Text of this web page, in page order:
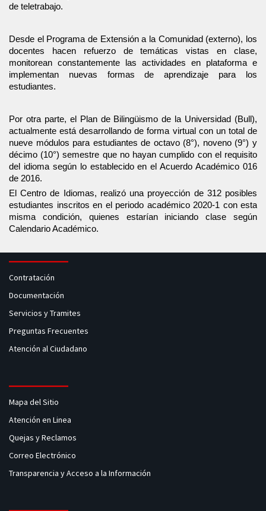
de teletrabajo.
Desde el Programa de Extensión a la Comunidad (externo), los
docentes hacen refuerzo de temáticas vistas en clase,
monitorean constantemente las actividades en plataforma e
implementan nuevas formas de aprendizaje para los
estudiantes.
Por otra parte, el Plan de Bilingüismo de la Universidad (Bull),
actualmente está desarrollando de forma virtual con un total de
nueve módulos para estudiantes de octavo (8°), noveno (9°) y
décimo (10°) semestre que no hayan cumplido con el requisito
del idioma según lo establecido en el Acuerdo Académico 016
de 2016.
El Centro de Idiomas, realizó una proyección de 312 posibles
estudiantes inscritos en el periodo académico 2020-1 con esta
misma condición, quienes estarían iniciando clase según
Calendario Académico.
Contratación
Documentación
Servicios y Tramites
Preguntas Frecuentes
Atención al Ciudadano
Mapa del Sitio
Atención en Linea
Quejas y Reclamos
Correo Electrónico
Transparencia y Acceso a la Información